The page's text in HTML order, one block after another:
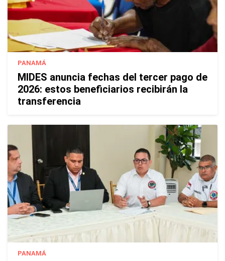
PANAMÁ
MIDES anuncia fechas del tercer pago de
2026: estos beneficiarios recibirán la
transferencia
PANAMÁ